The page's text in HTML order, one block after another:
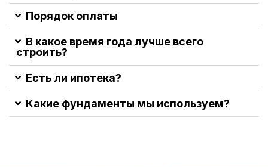
Порядок оплаты
В какое время года лучше всего
строить?
Есть ли ипотека?
Какие фундаменты мы используем?